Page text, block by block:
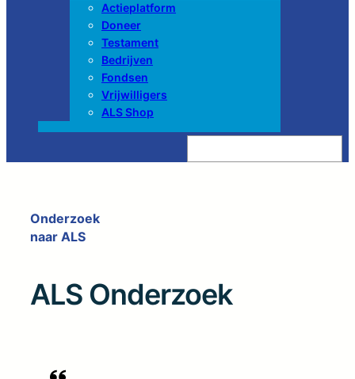
Actieplatform
Doneer
Testament
Bedrijven
Fondsen
Vrijwilligers
ALS Shop
Z
e
Onderzoek
naar ALS
ALS Onderzoek